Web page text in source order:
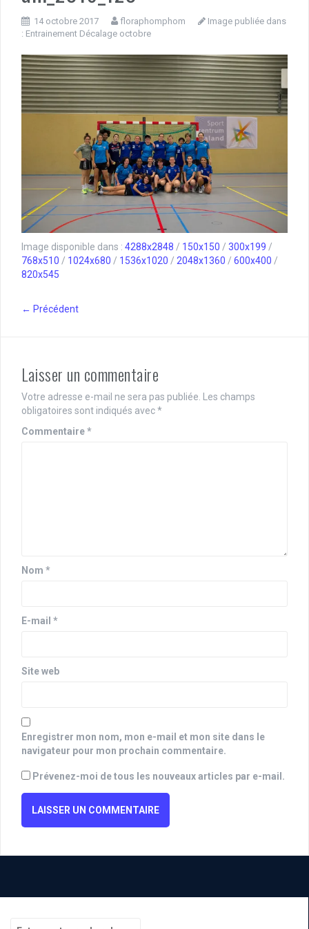
14 octobre 2017 floraphomphom
Image publiée dans
: Entrainement Décalage octobre
Image disponible dans : 4288x2848 / 150x150 / 300x199 /
768x510 / 1024x680 / 1536x1020 / 2048x1360 / 600x400 /
820x545
← Précédent
Laisser un commentaire
Votre adresse e-mail ne sera pas publiée.
Les champs
obligatoires sont indiqués avec*
Commentaire*
Nom *
E-mail *
Site web
Enregistrer mon nom, mon e-mail et mon site dans le
navigateur pour mon prochain commentaire.
Prévenez-moi de tous les nouveaux articles par e-mail.